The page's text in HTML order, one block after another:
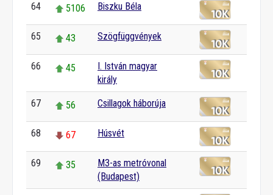
64 5106 Biszku Béla
65 43 Szögfüggvények
66 45
I. István magyar
király
67 56 Csillagok háborúja
68 67 Húsvét
69 35
M3-as metróvonal
(Budapest)